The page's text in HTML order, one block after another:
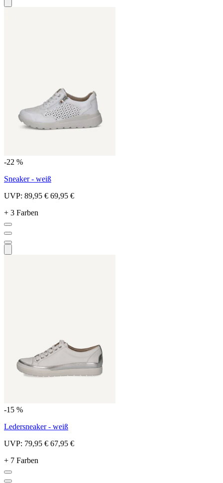
-22 %
Sneaker - weiß
UVP: 89,95 € 69,95 €
+ 3 Farben
-15 %
Ledersneaker - weiß
UVP: 79,95 € 67,95 €
+ 7 Farben